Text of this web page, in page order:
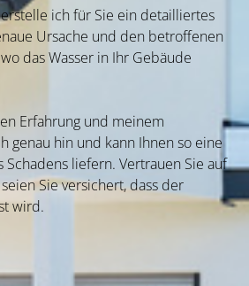
ich für Sie ein detailliertes
Ursache und den betroffenen
das Wasser in Ihr Gebäude
Erfahrung und meinem
genau hin und kann Ihnen so eine
liefern. Vertrauen Sie auf
Sie versichert, dass der
wird.